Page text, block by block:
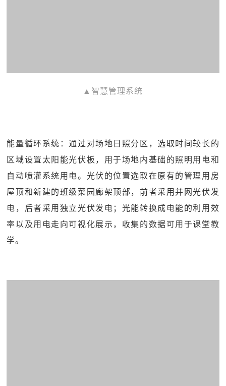
▲智慧管理系统
能量循环系统：通过对场地日照分区，选取时间较长的
区域设置太阳能光伏板，用于场地内基础的照明用电和
自动喷灌系统用电。光伏的位置选取在原有的管理用房
屋顶和新建的班级菜园廊架顶部，前者采用并网光伏发
电，后者采用独立光伏发电；光能转换成电能的利用效
率以及用电走向可视化展示，收集的数据可用于课堂教
学。